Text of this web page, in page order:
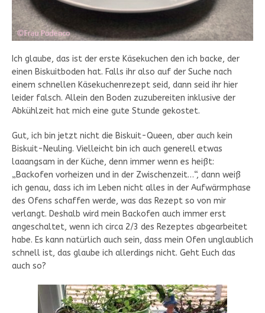
Ich glaube, das ist der erste Käsekuchen den ich backe, der
einen Biskuitboden hat. Falls ihr also auf der Suche nach
einem schnellen Käsekuchenrezept seid, dann seid ihr hier
leider falsch. Allein den Boden zuzubereiten inklusive der
Abkühlzeit hat mich eine gute Stunde gekostet.
Gut, ich bin jetzt nicht die Biskuit-Queen, aber auch kein
Biskuit-Neuling. Vielleicht bin ich auch generell etwas
laaangsam in der Küche, denn immer wenn es heißt:
„Backofen vorheizen und in der Zwischenzeit…“, dann weiß
ich genau, dass ich im Leben nicht alles in der Aufwärmphase
des Ofens schaffen werde, was das Rezept so von mir
verlangt. Deshalb wird mein Backofen auch immer erst
angeschaltet, wenn ich circa 2/3 des Rezeptes abgearbeitet
habe. Es kann natürlich auch sein, dass mein Ofen unglaublich
schnell ist, das glaube ich allerdings nicht. Geht Euch das
auch so?